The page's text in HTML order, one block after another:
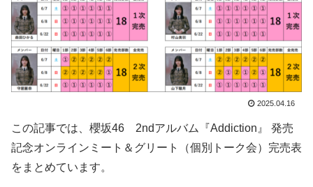
2025.04.16
この記事では、櫻坂46 2ndアルバム『Addiction』 発売
記念オンラインミート＆グリート（個別トーク会）完売表
をまとめています。